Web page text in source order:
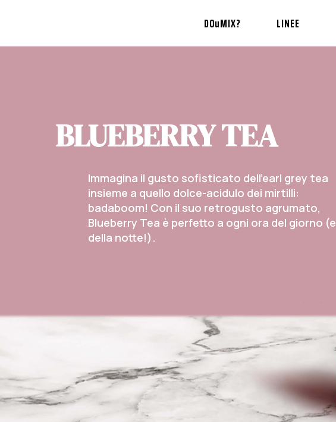
DOuMIX? LINEE
BLUEBERRY TEA
Immagina il gusto sofisticato dell’earl grey tea
insieme a quello dolce-acidulo dei mirtilli:
badaboom! Con il suo retrogusto agrumato,
Blueberry Tea è perfetto a ogni ora del giorno (e
della notte!).